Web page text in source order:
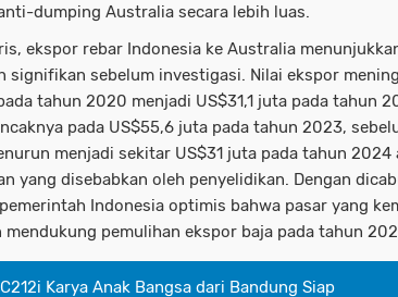
dumping Australia secara lebih luas.
ekspor rebar Indonesia ke Australia
signifikan sebelum investigasi. Nilai ekspor
tahun 2020 menjadi US$31,1 juta pada tahun
pada US$55,6 juta pada tahun 2023,
menjadi sekitar US$31 juta pada tahun 2024
yang disebabkan oleh penyelidikan. Dengan
Indonesia optimis bahwa pasar yang
mendukung pemulihan ekspor baja pada tahun
Karya Anak Bangsa dari Bandung Siap